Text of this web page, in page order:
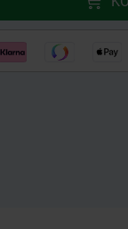
2.5kg